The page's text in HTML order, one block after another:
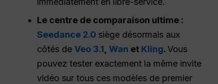
Le centre de comparaison ultime :
Seedance 2.0 siège désormais aux
côtés deVeo 3.1 ,Wan et Kling.Vous
pouvez tester exactement la même invite
vidéo sur tous ces modèles de premier